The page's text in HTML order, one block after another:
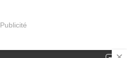
Publicité